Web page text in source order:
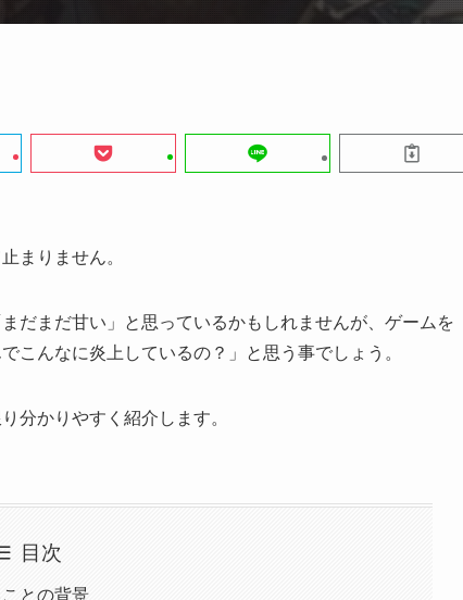
まりません。
だまだ甘い」と思っているかもしれませんが、ゲームを
こんなに炎上しているの？」と思う事でしょう。
分かりやすく紹介します。
目次
との背景